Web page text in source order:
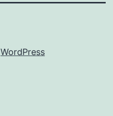
WordPress